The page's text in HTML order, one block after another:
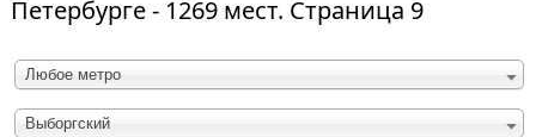
Петербурге - 1269 мест. Страница 9
Любое метро
Выборгский